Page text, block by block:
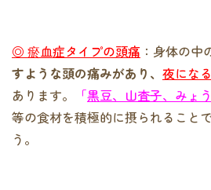
◎ 瘀血症タイプの頭痛 ：身体の中
すような頭の痛みがあり、 夜にな
あります。
「黒豆、山査子、みょ
等の食材を積極的に摂られること
う。